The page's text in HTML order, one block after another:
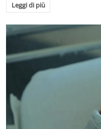
Leggi di più